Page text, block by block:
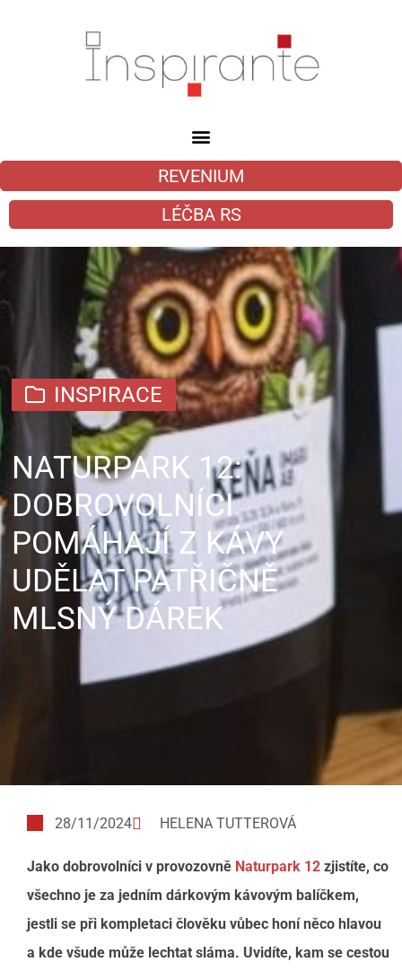
REVENIUM
LÉČBA RS
INSPIRACE
NATURPARK 12:
DOBROVOLNÍCI
POMÁHAJÍ Z KÁVY
UDĚLAT PATŘIČNĚ
MLSNÝ DÁREK
28/11/2024 HELENA TUTTEROVÁ
Jako dobrovolníci v provozovně Naturpark 12 zjistíte, co
všechno je za jedním dárkovým kávovým balíčkem,
jestli se při kompletaci člověku vůbec honí něco hlavou
a kde všude může lechtat sláma. Uvidíte, kam se cestou